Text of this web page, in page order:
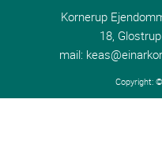
Kornerup
18,
mail:
Copyright: ©